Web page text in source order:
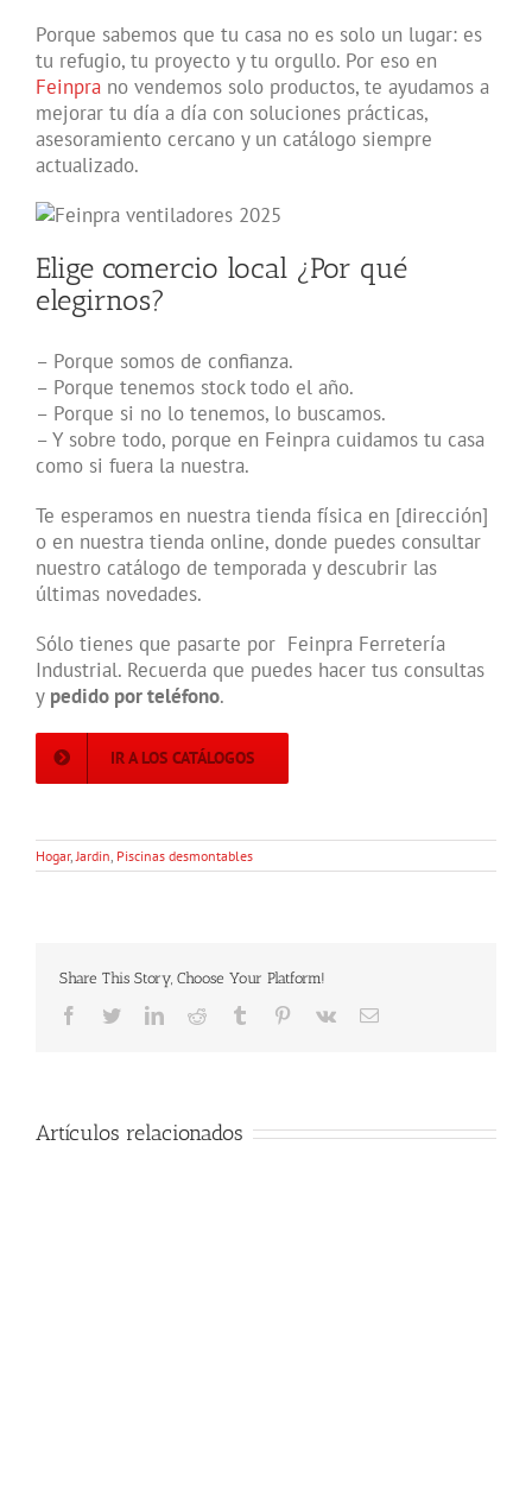
Porque sabemos que tu casa no es solo un lugar: es
tu refugio, tu proyecto y tu orgullo. Por eso en
Feinpra no vendemos solo productos, te ayudamos a
mejorar tu día a día con soluciones prácticas,
asesoramiento cercano y un catálogo siempre
actualizado.
Elige comercio local ¿Por qué
elegirnos?
– Porque somos de confianza.
– Porque tenemos stock todo el año.
– Porque si no lo tenemos, lo buscamos.
– Y sobre todo, porque en Feinpra cuidamos tu casa
como si fuera la nuestra.
Te esperamos en nuestra tienda física en [dirección]
o en nuestra tienda online, donde puedes consultar
nuestro catálogo de temporada y descubrir las
últimas novedades.
Sólo tienes que pasarte por Feinpra Ferretería
Industrial. Recuerda que puedes hacer tus consultas
y pedido por teléfono.
IR A LOS CATÁLOGOS
Hogar, Jardin Piscinas desmontables
Share This Story, Choose Your Platform!
Facebook
TwitterLinkedInReddit Tumblr Pinterest
Vk Email
Artículos relacionados